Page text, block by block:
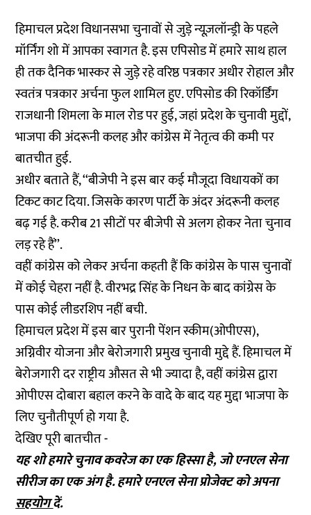
हिमाचल प्रदेश विधानसभा चुनावों से जुड़े न्यूज़लॉन्ड्री के पहले
मॉर्निंग शो में आपका स्वागत है. इस एपिसोड में हमारे साथ हाल
ही तक दैनिक भास्कर से जुड़े रहे वरिष्ठ पत्रकार अधीर रोहाल और
स्वतंत्र पत्रकार अर्चना फुल शामिल हुए. एपिसोड की रिकॉर्डिंग
राजधानी शिमला के माल रोड पर हुई, जहां प्रदेश के चुनावी मुद्दों,
भाजपा की अंदरूनी कलह और कांग्रेस में नेतृत्व की कमी पर
बातचीत हुई.
अधीर बताते हैं, ‘‘बीजेपी ने इस बार कई मौजूदा विधायकों का
टिकट काट दिया. जिसके कारण पार्टी के अंदर अंदरूनी कलह
बढ़ गई है. करीब 21 सीटों पर बीजेपी से अलग होकर नेता चुनाव
लड़ रहे हैं’’.
वहीं कांग्रेस को लेकर अर्चना कहती हैं कि कांग्रेस के पास चुनावों
में कोई चेहरा नहीं है. वीरभद्र सिंह के निधन के बाद कांग्रेस के
पास कोई लीडरशिप नहीं बची.
हिमाचल प्रदेश में इस बार पुरानी पेंशन स्कीम(ओपीएस),
अग्निवीर योजना और बेरोजगारी प्रमुख चुनावी मुद्दे हैं. हिमाचल में
बेरोजगारी दर राष्ट्रीय औसत से भी ज्यादा है, वहीं कांग्रेस द्वारा
ओपीएस दोबारा बहाल करने के वादे के बाद यह मुद्दा भाजपा के
लिए चुनौतीपूर्ण हो गया है.
देखिए पूरी बातचीत -
यह शो हमारे चुनाव कवरेज का एक हिस्सा है, जो एनएल सेना
सीरीज का एक अंग है. हमारे एनएल सेना प्रोजेक्ट को अपना
सहयोगदें.